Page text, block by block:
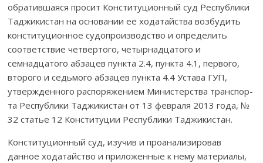
обратившаяся просит Конституционный суд Республики
Таджикистан на основании её хода­тайства возбудить
конституционное судопроизводство и определить
соответствие четвертого, четырнадцатого и
семнадцатого абзацев пун­кта 2.4, пункта 4.1, первого,
второго и седьмого абзацев пункта 4.4 Устава ГУП,
утвержденного распоряжением Минис­терства транспор­
та Респуб­лики Таджикистан от 13 февраля 2013 года, №
32 статье 12 Конституции Республики Таджикистан.
Конституционный суд, изучив и проанали­зировав
данное ходатай­ство и приложенные к нему материалы,